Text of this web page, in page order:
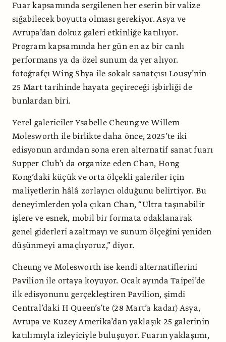
Fuar kapsamında sergilenen her eserin bir valize
sığabilecek boyutta olması gerekiyor. Asya ve
Avrupa’dan dokuz galeri etkinliğe katılıyor.
Program kapsamında her gün en az bir canlı
performans ya da özel sunum da yer alıyor.
fotoğrafçı Wing Shya ile sokak sanatçısı Lousy’nin
25 Mart tarihinde hayata geçireceği işbirliği de
bunlardan biri.
Yerel galericiler Ysabelle Cheung ve Willem
Molesworth ile birlikte daha önce, 2025’te iki
edisyonun ardından sona eren alternatif sanat fuarı
Supper Club’ı da organize eden Chan, Hong
Kong’daki küçük ve orta ölçekli galeriler için
maliyetlerin hâlâ zorlayıcı olduğunu belirtiyor. Bu
deneyimlerden yola çıkan Chan, “Ultra taşınabilir
işlere ve esnek, mobil bir formata odaklanarak
genel giderleri azaltmayı ve sunum ölçeğini yeniden
düşünmeyi amaçlıyoruz,” diyor.
Cheung ve Molesworth ise kendi alternatiflerini
Pavilion ile ortaya koyuyor. Ocak ayında Taipei’de
ilk edisyonunu gerçekleştiren Pavilion, şimdi
Central’daki H Queen’s’te (28 Mart’a kadar) Asya,
Avrupa ve Kuzey Amerika’dan yaklaşık 25 galerinin
katılımıyla izleyiciyle buluşuyor. Fuarın yaklaşımı,